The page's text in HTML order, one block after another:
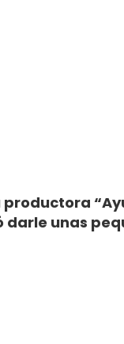
unas